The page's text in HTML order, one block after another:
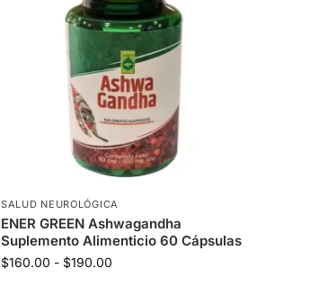
SALUD NEUROLÓGICA
ENER GREEN Ashwagandha
Suplemento Alimenticio 60 Cápsulas
$160.00 - $190.00